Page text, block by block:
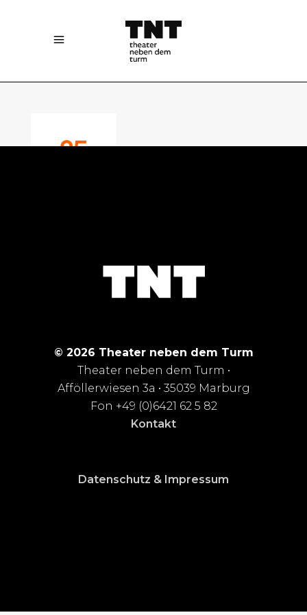
25
© 2026 Theater neben dem Turm
Theater neben dem Turm •
Afföllerwiesen 3a • 35039 Marburg
Fon +49 (0)6421 62 5 82
Kontakt
Datenschutz & Impressum